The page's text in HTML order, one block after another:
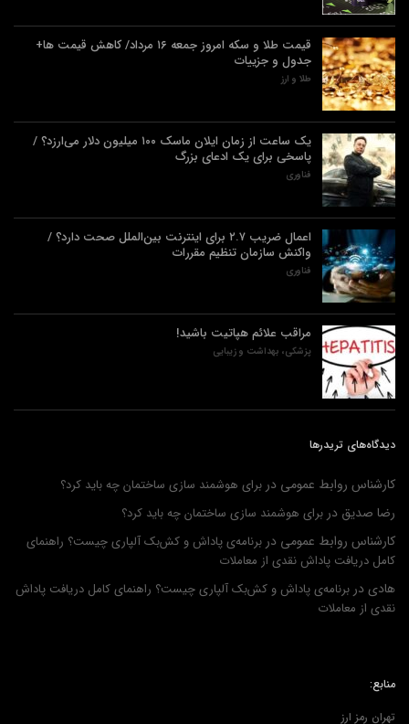
قیمت طلا و سکه امروز جمعه ۱۶ مرداد/ کاهش قیمت ها+
جدول و جزییات
طلا و ارز
یک ساعت از زمان ایلان ماسک ۱۰۰ میلیون دلار می‌ارزد؟ /
پاسخی برای یک ادعای بزرگ
فناوری
اعمال ضریب ۲.۷ برای اینترنت بین‌الملل صحت دارد؟ /
واکنش سازمان تنظیم مقررات
فناوری
مراقب علائم هپاتیت باشید!
پزشکی، بهداشت و زیبایی
دیدگاه‌های تریدرها
کارشناس روابط عمومی در برای هوشمند سازی ساختمان چه باید کرد؟
رضا صدیق در برای هوشمند سازی ساختمان چه باید کرد؟
کارشناس روابط عمومی در برنامه‌ی پاداش و کش‌بک آلپاری چیست؟ راهنمای
کامل دریافت پاداش نقدی از معاملات
هادی در برنامه‌ی پاداش و کش‌بک آلپاری چیست؟ راهنمای کامل دریافت پاداش
نقدی از معاملات
منابع:
تهران رمز ارز